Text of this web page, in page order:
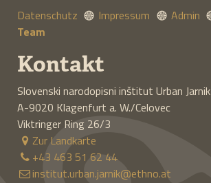
Datenschutz Impressum Admin
Team
Kontakt
Slovenski narodopisni inštitut Urban Jarnik
A-9020 Klagenfurt a. W./Celovec
Viktringer Ring 26/3
Zur Landkarte
+43 463 51 62 44
institut.urban.jarnik@ethno.at